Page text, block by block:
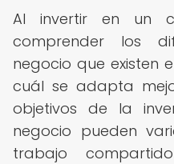
Al invertir en un
comprender los
negocio que existen
cuál se adapta
objetivos de la
negocio pueden
trabajo